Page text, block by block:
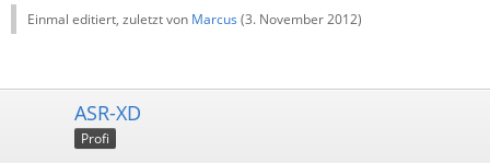
Einmal editiert, zuletzt von Marcus (3. November 2012)
ASR-XD
Profi